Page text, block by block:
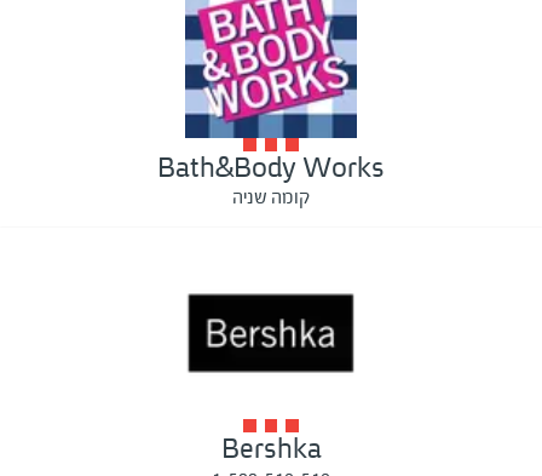
Bath&Body Works
קומה שניה
Bershka